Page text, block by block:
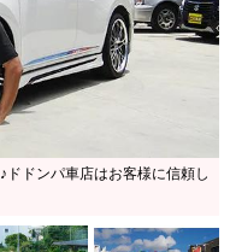
ドドンパ車店はお客様に信頼し